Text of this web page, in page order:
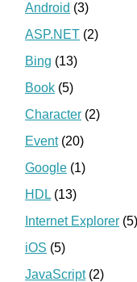
Android (3)
ASP.NET (2)
Bing (13)
Book (5)
Character (2)
Event(20)
Google (1)
HDL (13)
Internet Explorer (5)
iOS (5)
JavaScript(2)